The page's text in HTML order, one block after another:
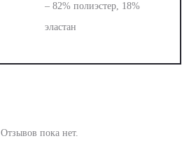
– 82% полиэстер, 18%
эластан
Отзывов пока нет.